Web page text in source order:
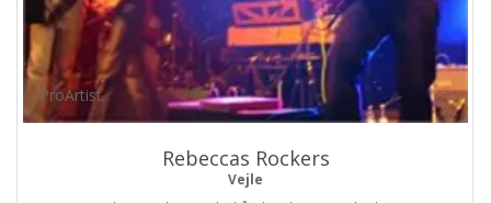
ProArtist
Rebeccas Rockers
Vejle